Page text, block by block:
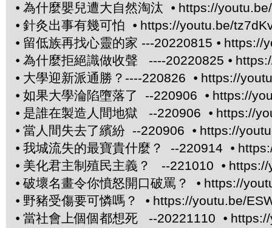
⦁ 為什麼嬰兒遭大自然淘汰 ⦁ https://
⦁ 針灸出事有幾可怕 ⦁ https://youtu.be/
⦁ 留低族再找心靈的家 ---20220815 ⦁ https://
⦁ 為什麼拒絕識做收聲 ----20220825 ⦁
⦁ 大學迎新派通勝？----220826 ⦁ https://
⦁ 如果大學淪陷墮落了 --220906 ⦁ https://
⦁ 是誰在製造人間地獄 --220906 ⦁ https://
⦁ 當人間失去了繽紛 --220906 ⦁ https://
⦁ 我城流失的最寶貴什麼？ --220914 ⦁
⦁ 美化君主制殖民主義？ --221010 ⦁ https://
⦁ 破壞名畫令你憤怒開口破罵？ ⦁ https://
⦁ 野豬受傷要可憐嗎？ ⦁ https://youtu.be/
⦁ 當社會上個個都想死 --20221110 ⦁